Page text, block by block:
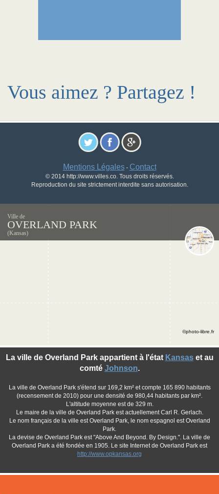
Vous aimez ? Partagez !
Mentions Légales- Contact
© 2014 http://www.villes.co. Tous droits réservés.
Reproduction du site strictement interdite sans autorisation.
Ville de
OVERLAND PARK
(Kansas)
La ville de Overland Park appartient à l'état Kansaset au
comté Johnson.
La ville de Overland Park s'étend sur 169,2 km² et compte 165 890 habitants
(recensement de 2010) pour une densité de 980,44 habitants par km².
L'altitude moyenne est de 329 m.
Le maire de la ville de Overland Park est actuellement Carl R. Gerlach.
Le nom français de la ville est Overland Park, le nom espagnol est Overland
Park.
La devise de Overland Park est "Above And Beyond. By Design.". La ville de
Overland Park a été fondée en 1905. Le site Internet de Overland Park est
http://www.opkansas.org
©photo-libre.fr